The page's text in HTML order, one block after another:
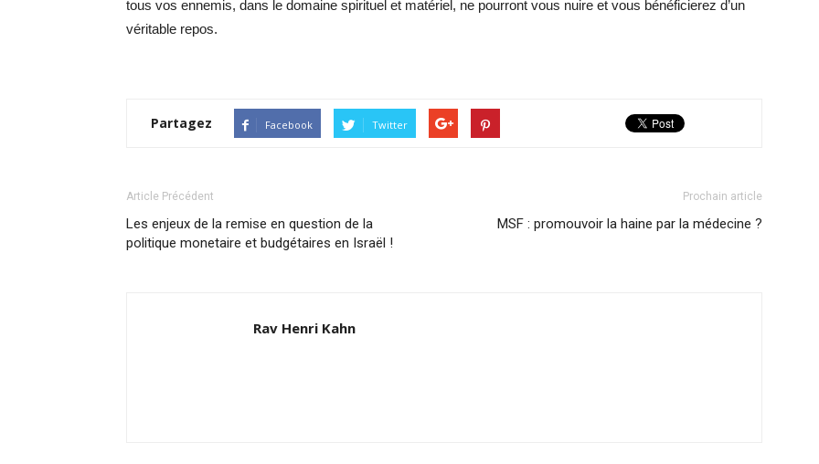
tous vos ennemis, dans le domaine spirituel et matériel, ne pourront vous nuire et vous bénéficierez d’un
véritable repos.
Partagez Facebook Twitter
Article Précédent
Les enjeux de la remise en question de la
politique monetaire et budgétaires en Israël !
Prochain article
MSF : promouvoir la haine par la médecine ?
Rav Henri Kahn